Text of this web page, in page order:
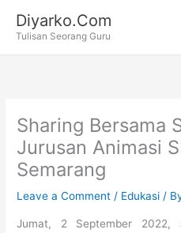
content
Diyarko.Com
Tulisan Seorang Guru
Sharing Bersama
Jurusan Animasi
Semarang
Leave a Comment / Edukasi /
Jumat, 2 September 2022,